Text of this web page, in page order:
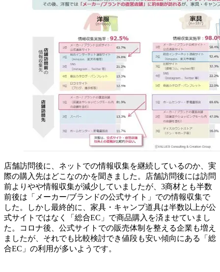
店舗訪問後に、ネットでの情報収集を継続しているのか、実
際の購入先はどこなのかを聞きました。店舗訪問後には訪問
前よりやや情報収集が減少していましたが、3商材とも半数
前後は「メーカー/ブランドの公式サイト」での情報収集で
した。しかし最終的に、家具・キャンプ道具は半数以上が公
式サイトではなく「総合EC」で商品購入を済ませていまし
た。コロナ後、公式サイトでの販売体制を整える企業も増え
ましたが、それでも比較検討でき値段も安い傾向にある「総
合EC」の利用が多いようです。